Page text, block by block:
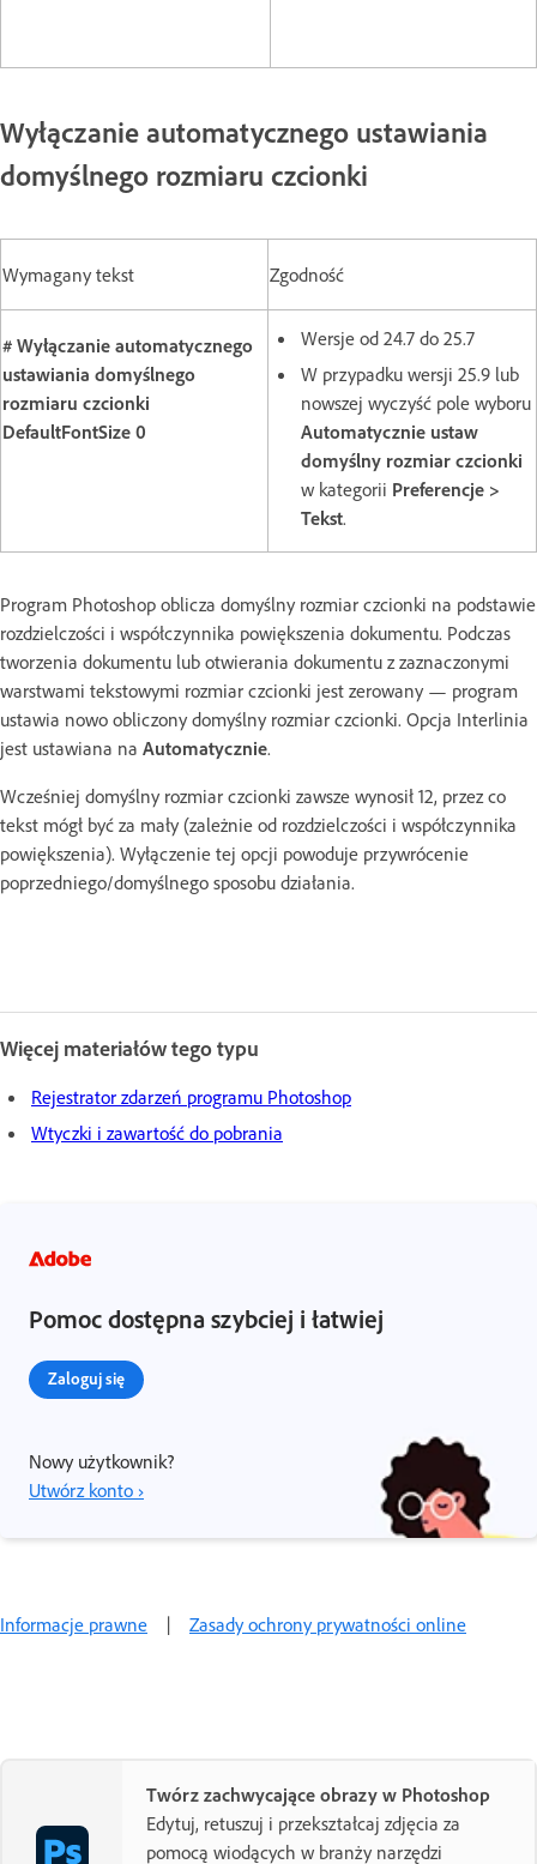
Wyłączanie automatycznego ustawiania
domyślnego rozmiaru czcionki
Wymagany tekst Zgodność
# Wyłączanie automatycznego
ustawiania domyślnego
rozmiaru czcionki
DefaultFontSize 0
Wersje od 24.7 do 25.7
W przypadku wersji 25.9 lub
nowszej wyczyść pole wyboru
Automatycznie ustaw
domyślny rozmiar czcionki
w kategorii Preferencje >
Tekst.
Program Photoshop oblicza domyślny rozmiar czcionki na podstawie
rozdzielczości i współczynnika powiększenia dokumentu. Podczas
tworzenia dokumentu lub otwierania dokumentu z zaznaczonymi
warstwami tekstowymi rozmiar czcionki jest zerowany — program
ustawia nowo obliczony domyślny rozmiar czcionki. Opcja Interlinia
jest ustawiana na Automatycznie.
Wcześniej domyślny rozmiar czcionki zawsze wynosił 12, przez co
tekst mógł być za mały (zależnie od rozdzielczości i współczynnika
powiększenia). Wyłączenie tej opcji powoduje przywrócenie
poprzedniego/domyślnego sposobu działania.
Więcej materiałów tego typu
Rejestrator zdarzeń programu Photoshop
Wtyczki i zawartość do pobrania
Pomoc dostępna szybciej i łatwiej
Zaloguj się
Nowy użytkownik?
Utwórz konto ›
Informacje prawne | Zasady ochrony prywatności online
Twórz zachwycające obrazy w Photoshop
Edytuj, retuszuj i przekształcaj zdjęcia za
pomocą wiodących w branży narzędzi